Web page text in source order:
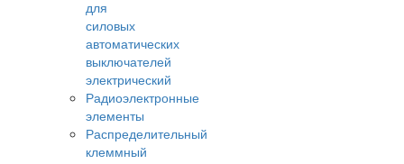
для
силовых
автоматических
выключателей
электрический
Радиоэлектронные
элементы
Распределительный
клеммный